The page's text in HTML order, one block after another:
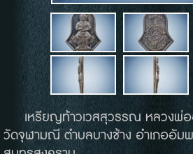
เหรียญท้าวเวสสุวรรณ หลวงพ่
วัดจุฬามณี ตำบลบางช้าง อำเภออัม